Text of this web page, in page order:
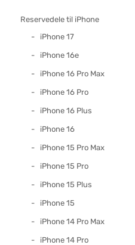
Reservedele til iPhone
iPhone 17
iPhone 16e
iPhone 16 Pro Max
iPhone 16 Pro
iPhone 16 Plus
iPhone 16
iPhone 15 Pro Max
iPhone 15 Pro
iPhone 15 Plus
iPhone 15
iPhone 14 Pro Max
iPhone 14 Pro